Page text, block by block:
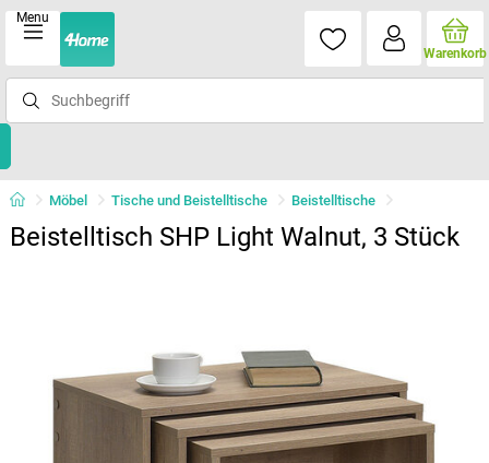
Menu
Warenkorb
Möbel Tische und Beistelltische Beistelltische
Beistelltisch SHP Light Walnut, 3 Stück